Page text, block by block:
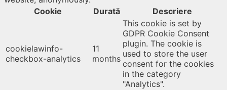
Cookie
Durată Descriere
cookielawinfo-
checkbox-analytics
11
months
This cookie is set by
GDPR Cookie Consent
plugin. The cookie is
used to store the user
consent for the cookies
in the category
"Analytics".